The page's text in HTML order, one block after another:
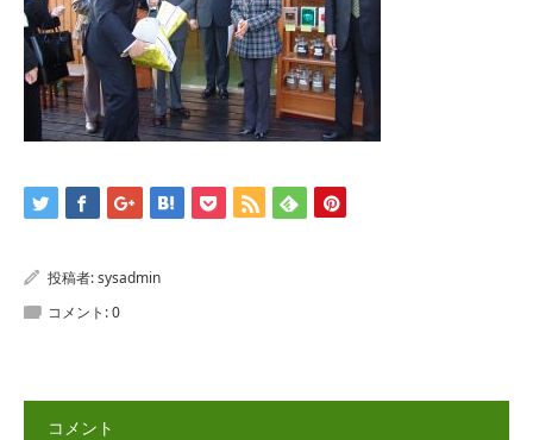
投稿者:sysadmin
コメント:0
コメント